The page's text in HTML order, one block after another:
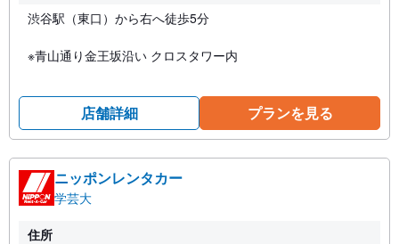
渋谷駅（東口）から右へ徒歩5分
※青山通り金王坂沿い クロスタワー内
店舗詳細 プランを見る
ニッポンレンタカー
学芸大
住所